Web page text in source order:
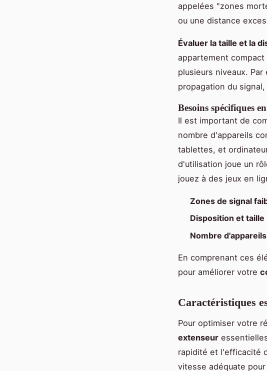
appelées "zones
ou une distance
Évaluer la taille et la
appartement
plusieurs niveaux.
propagation du
Besoins spécifiques
Il est important de
nombre d'appareils
tablettes, et
d'utilisation joue un
jouez à des jeux en
Zones de signal
Disposition et taille
Nombre d'appareils
En comprenant ces
pour améliorer votre
Caractéristiques
Pour optimiser votre
extenseur
rapidité et l'efficacité
vitesse adéquate